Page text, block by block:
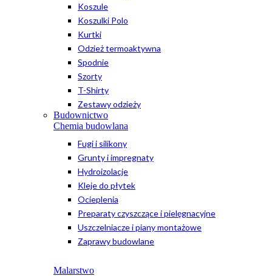
Koszule
Koszulki Polo
Kurtki
Odzież termoaktywna
Spodnie
Szorty
T-Shirty
Zestawy odzieży
Budownictwo
Chemia budowlana
Fugi i silikony
Grunty i impregnaty
Hydroizolacje
Kleje do płytek
Ocieplenia
Preparaty czyszczące i pielęgnacyjne
Uszczelniacze i piany montażowe
Zaprawy budowlane
Malarstwo